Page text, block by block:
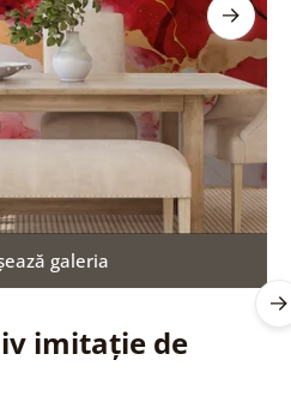
imitație de
galeria